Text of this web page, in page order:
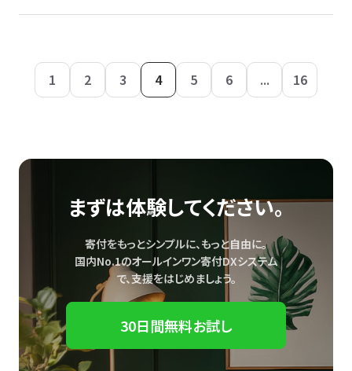
1 2 3 4 5 6 ... 16
まずは体験してください。
寄付をもっとシンプルに、もっと自由に。
国内No.1のオールインワン寄付DXシステム
で、支援をはじめましょう。
30日間無料お試し